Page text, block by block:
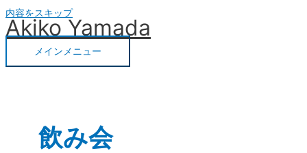
内容をスキップ
Akiko Yamada
メインメニュー
飲み会